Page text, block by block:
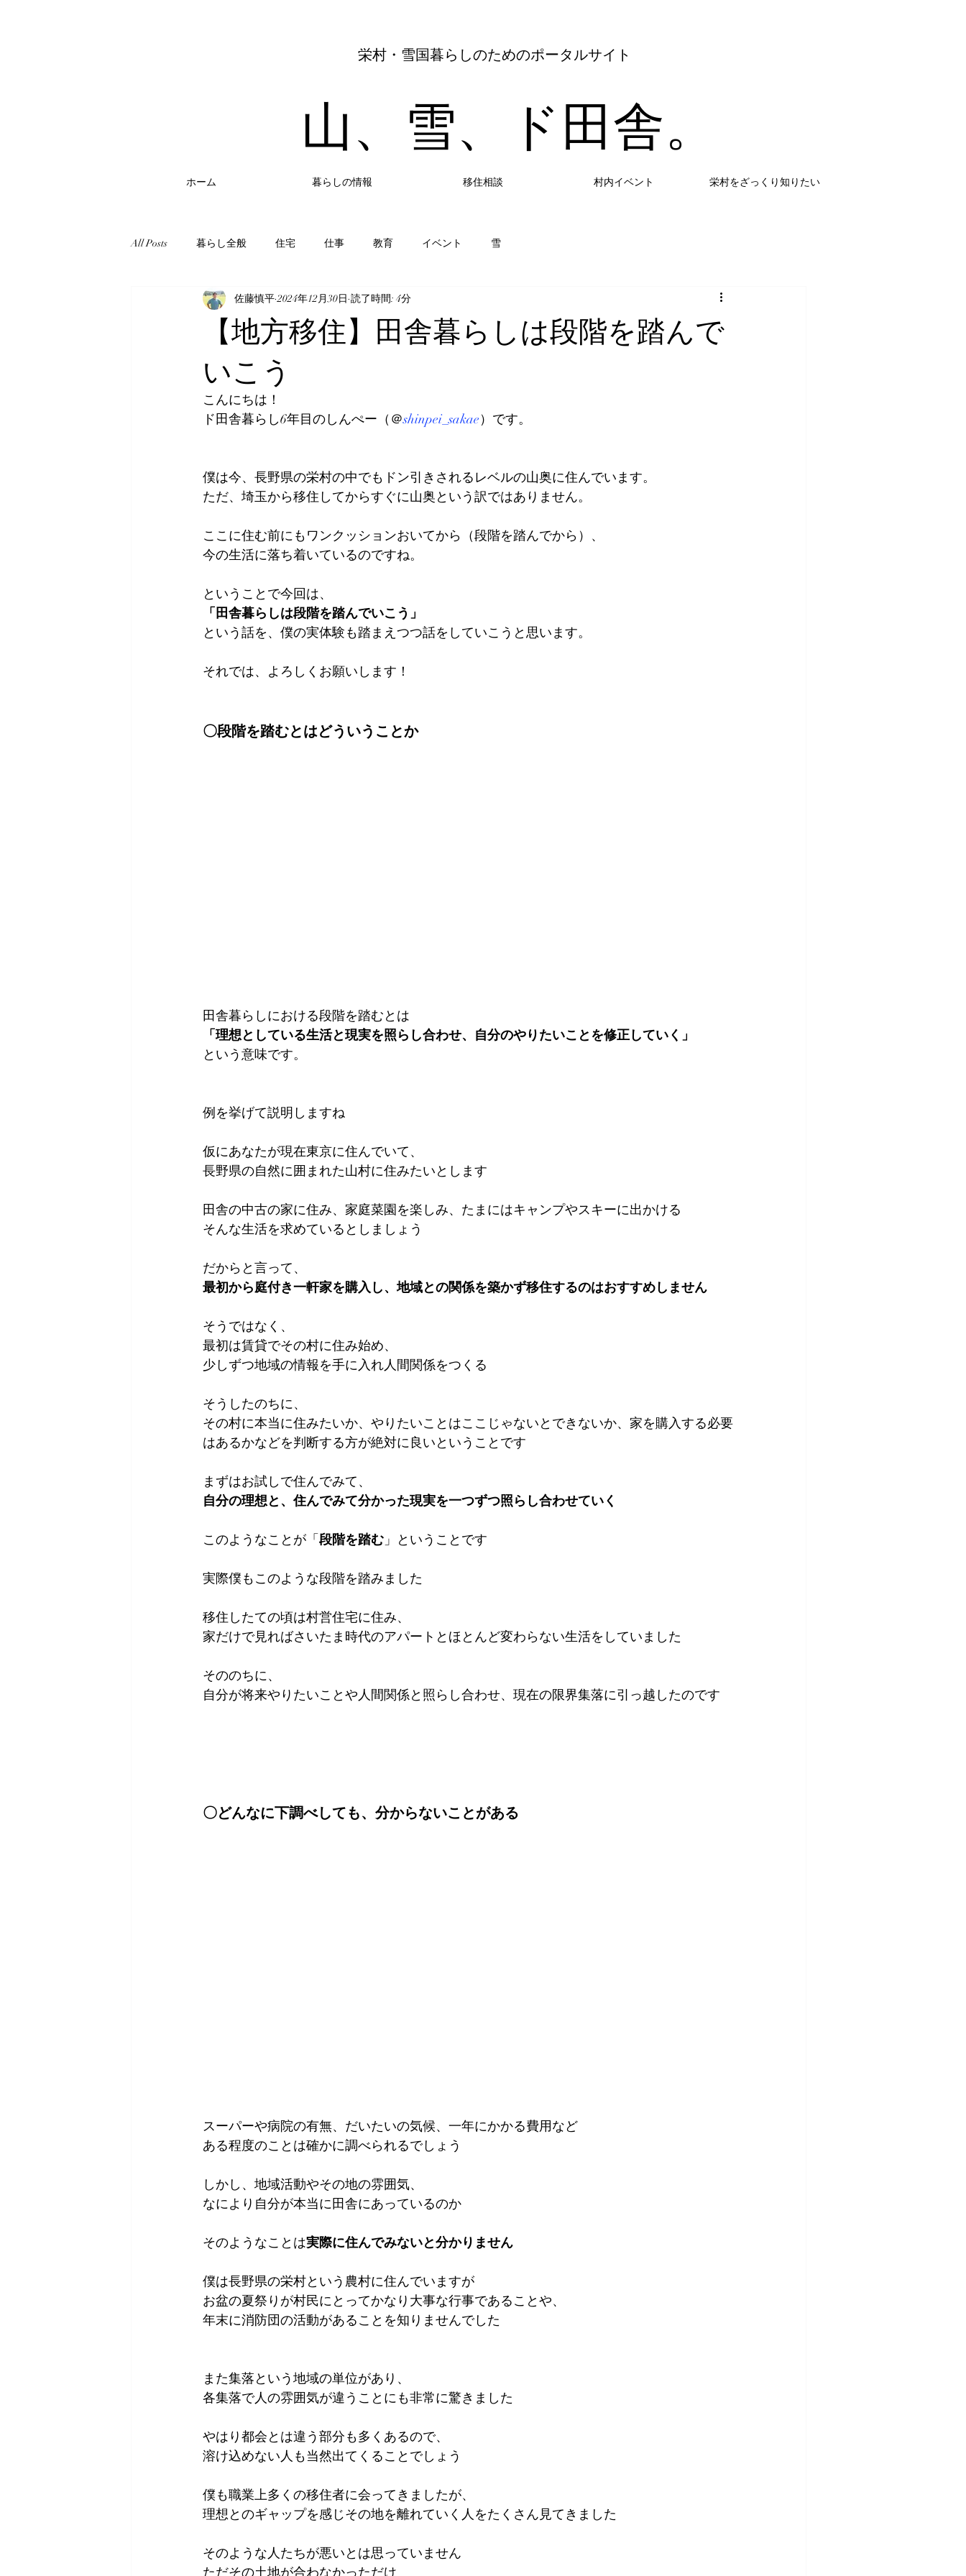
​栄村・雪国暮らしのためのポータルサイト
山​、雪、ド田舎。
ホーム 暮らしの情報 移住相談 村内イベント 栄村をざっくり知りたい
All Posts 暮らし全般 住宅 仕事 教育 イベント 雪
【地方移住】田舎暮らしは段階を踏んで
いこう
佐藤慎平 2024年12月30日 読了時間: 4分
こんにちは！
ド田舎暮らし6年目のしんぺー（＠shinpei_sakae）です。
僕は今、長野県の栄村の中でもドン引きされるレベルの山奥に住んでいます。
ただ、埼玉から移住してからすぐに山奥という訳ではありません。
ここに住む前にもワンクッションおいてから（段階を踏んでから）、
今の生活に落ち着いているのですね。
ということで今回は、
「田舎暮らしは段階を踏んでいこう」
という話を、僕の実体験も踏まえつつ話をしていこうと思います。
それでは、よろしくお願いします！
〇段階を踏むとはどういうことか
田舎暮らしにおける段階を踏むとは
「理想としている生活と現実を照らし合わせ、自分のやりたいことを修正していく」
という意味です。
例を挙げて説明しますね
仮にあなたが現在東京に住んでいて、
長野県の自然に囲まれた山村に住みたいとします
田舎の中古の家に住み、家庭菜園を楽しみ、たまにはキャンプやスキーに出かける
そんな生活を求めているとしましょう
だからと言って、
最初から庭付き一軒家を購入し、地域との関係を築かず移住するのはおすすめしません
そうではなく、
最初は賃貸でその村に住み始め、
少しずつ地域の情報を手に入れ人間関係をつくる
そうしたのちに、
その村に本当に住みたいか、やりたいことはここじゃないとできないか、家を購入する必要
はあるかなどを判断する方が絶対に良いということです
まずはお試しで住んでみて、
自分の理想と、住んでみて分かった現実を一つずつ照らし合わせていく
このようなことが「 段階を踏む 」ということです
実際僕もこのような段階を踏みました
移住したての頃は村営住宅に住み、
家だけで見ればさいたま時代のアパートとほとんど変わらない生活をしていました
そののちに、
自分が将来やりたいことや人間関係と照らし合わせ、現在の限界集落に引っ越したのです
〇どんなに下調べしても、分からないことがある
スーパーや病院の有無、だいたいの気候、一年にかかる費用など
ある程度のことは確かに調べられるでしょう
しかし、地域活動やその地の雰囲気、
なにより自分が本当に田舎にあっているのか
そのようなことは実際に住んでみないと分かりません
僕は長野県の栄村という農村に住んでいますが
お盆の夏祭りが村民にとってかなり大事な行事であることや、
年末に消防団の活動があることを知りませんでした
また集落という地域の単位があり、
各集落で人の雰囲気が違うことにも非常に驚きました
やはり都会とは違う部分も多くあるので、
溶け込めない人も当然出てくることでしょう
僕も職業上多くの移住者に会ってきましたが、
理想とのギャップを感じその地を離れていく人をたくさん見てきました
そのような人たちが悪いとは思っていません
ただその土地が合わなかっただけ